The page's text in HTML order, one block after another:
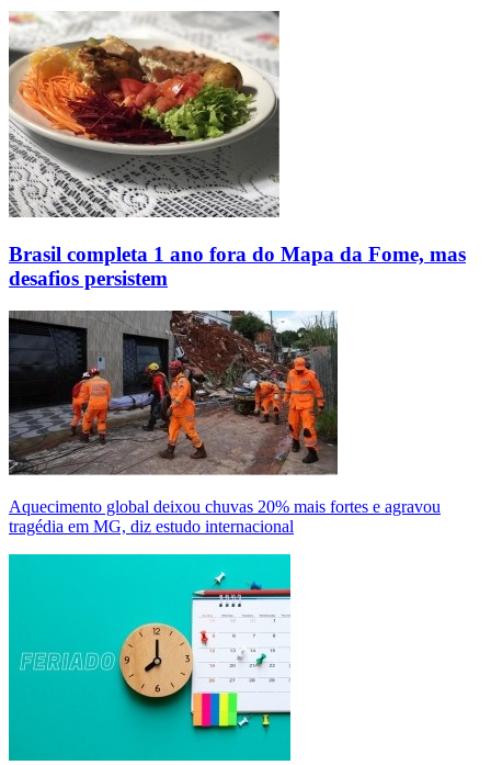
Brasil completa 1 ano fora do Mapa da Fome, mas
desafios persistem
Aquecimento global deixou chuvas 20% mais fortes e agravou
tragédia em MG, diz estudo internacional